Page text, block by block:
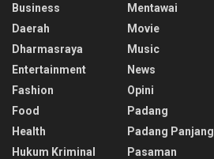
Business
Daerah
Dharmasraya
Entertainment
Fashion
Food
Health
Hukum Kriminal
Mentawai
Movie
Music
News
Opini
Padang
Padang Panjang
Pasaman